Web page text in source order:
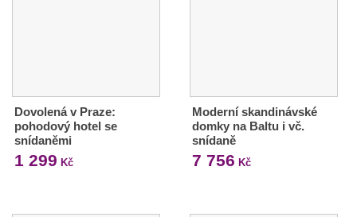
Dovolená v Praze:
pohodový hotel se
snídaněmi
1 299 Kč
Moderní skandinávské
domky na Baltu i vč.
snídaně
7 756 Kč